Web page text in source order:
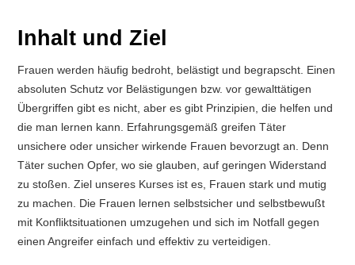
Inhalt und Ziel
Frauen werden häufig bedroht, belästigt und begrapscht. Einen
absoluten Schutz vor Belästigungen bzw. vor gewalttätigen
Übergriffen gibt es nicht, aber es gibt Prinzipien, die helfen und
die man lernen kann. Erfahrungsgemäß greifen Täter
unsichere oder unsicher wirkende Frauen bevorzugt an. Denn
Täter suchen Opfer, wo sie glauben, auf geringen Widerstand
zu stoßen. Ziel unseres Kurses ist es, Frauen stark und mutig
zu machen. Die Frauen lernen selbstsicher und selbstbewußt
mit Konfliktsituationen umzugehen und sich im Notfall gegen
einen Angreifer einfach und effektiv zu verteidigen.